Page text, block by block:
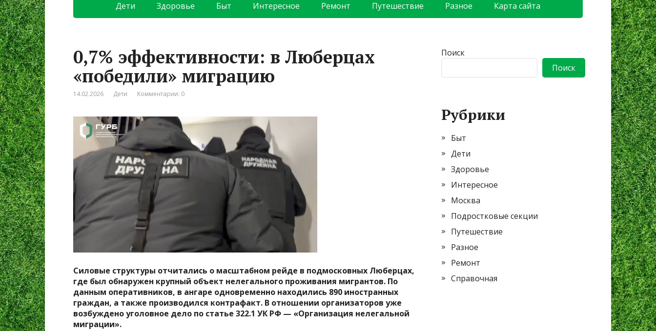
Дети Здоровье Быт Интересное Ремонт Путешествие Разное Карта сайта
0,7% эффективности: в Люберцах
«победили» миграцию
14.02.2026 Дети Комментарии: 0
Силовые структуры отчитались о масштабном рейде в подмосковных Люберцах,
где был обнаружен крупный объект нелегального проживания мигрантов. По
данным оперативников, в ангаре одновременно находились 890 иностранных
граждан, а также производился контрафакт. В отношении организаторов уже
возбуждено уголовное дело по статье 322.1 УК РФ — «Организация нелегальной
миграции».
Поиск
Поиск
Рубрики
Быт
Дети
Здоровье
Интересное
Москва
Подростковые секции
Путешествие
Разное
Ремонт
Справочная